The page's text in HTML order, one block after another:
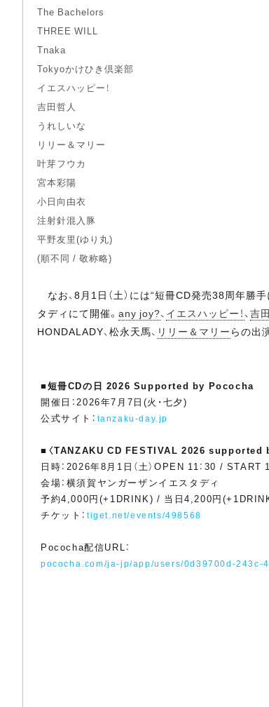
The Bachelors
THREE WILL
Tnaka
Tokyoかけひき倶楽部
イエスハッピー！
吉田哲人
うれしいな
リリー＆マリー
叶芽フウカ
宮本彩陽
小日向由衣
注射針混入豚
平野友里(ゆり丸)
(順不同 / 敬称略)
なお、8月1日（土）には“短冊CD発売38周年勝
タディにて開催。 any joy?、 イエスハッピー！ 、吉
HONDALADY、松永天馬、 リリー＆マリー らの出
■短冊CDの日 2026 Supported by Pococha
開催日：2026年7月7日(火・七夕)
公式サイト： tanzaku-day.jp
■ 〈TANZAKU CD FESTIVAL 2026 supported
日時：2026年8月1日（土）OPEN 11：30 / START
会場：横須賀ヤンガーザンイエスタディ
予約4,000円(+1DRINK) / 当日4,200円
チケット： tiget.net/events/498568
Pococha配信URL：
pococha.com/ja-jp/app/users/0d39700d-243c-